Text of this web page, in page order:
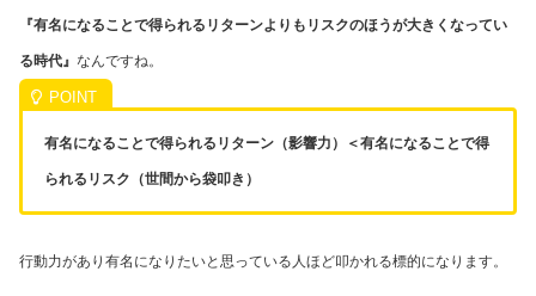
『有名になることで得られるリターンよりもリスクのほうが大きくなってい
る時代』 なんですね。
有名になることで得られるリターン（影響力）＜有名になることで得
られるリスク（世間から袋叩き）
行動力があり有名になりたいと思っている人ほど叩かれる標的になります。